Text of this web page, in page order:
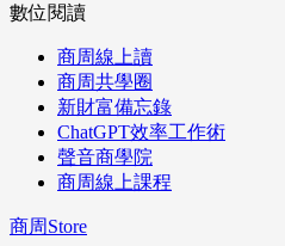
數位閱讀
商周線上讀
商周共學圈
新財富備忘錄
ChatGPT效率工作術
聲音商學院
商周線上課程
商周Store